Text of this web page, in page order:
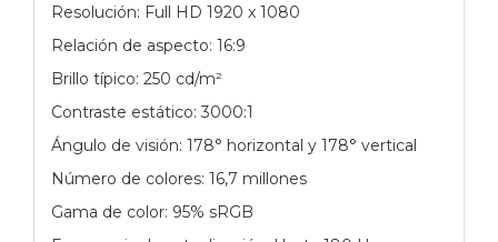
Resolución: Full HD 1920 x 1080
Relación de aspecto: 16:9
Brillo típico: 250 cd/m²
Contraste estático: 3000:1
Ángulo de visión: 178° horizontal y 178° vertical
Número de colores: 16,7 millones
Gama de color: 95% sRGB